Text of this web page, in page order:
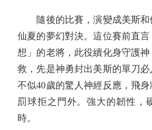
隨後的比賽，演變成美斯和
仙夏的夢幻對決。這位賽前直
想」的老將，此役續化身守護
救，先是神勇封出美斯的單刀
不似40歲的驚人神經反應，飛
罰球拒之門外。強大的韌性，
時。